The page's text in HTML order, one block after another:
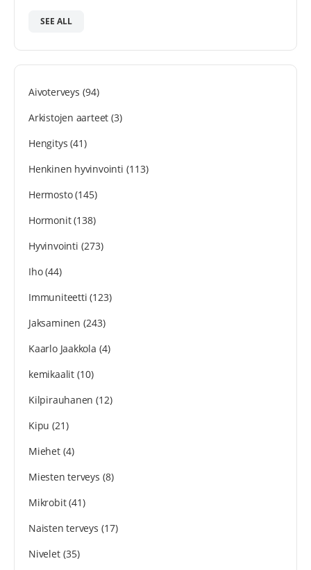
SEE ALL
Aivoterveys (94)
Arkistojen aarteet (3)
Hengitys (41)
Henkinen hyvinvointi (113)
Hermosto(145)
Hormonit(138)
Hyvinvointi (273)
Iho(44)
Immuniteetti (123)
Jaksaminen (243)
Kaarlo Jaakkola (4)
kemikaalit(10)
Kilpirauhanen (12)
Kipu (21)
Miehet(4)
Miesten terveys (8)
Mikrobit(41)
Naisten terveys (17)
Nivelet(35)